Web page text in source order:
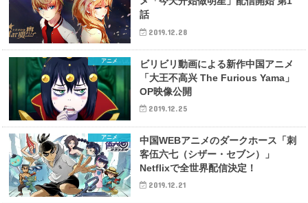
話
2019.12.28
アニメ
ビリビリ動画による新作中国アニメ
「大王不高兴 The Furious Yama」
OP映像公開
2019.12.25
アニメ
中国WEBアニメのダークホース「刺
客伍六七（シザー・セブン）」
Netflixで全世界配信決定！
2019.12.21